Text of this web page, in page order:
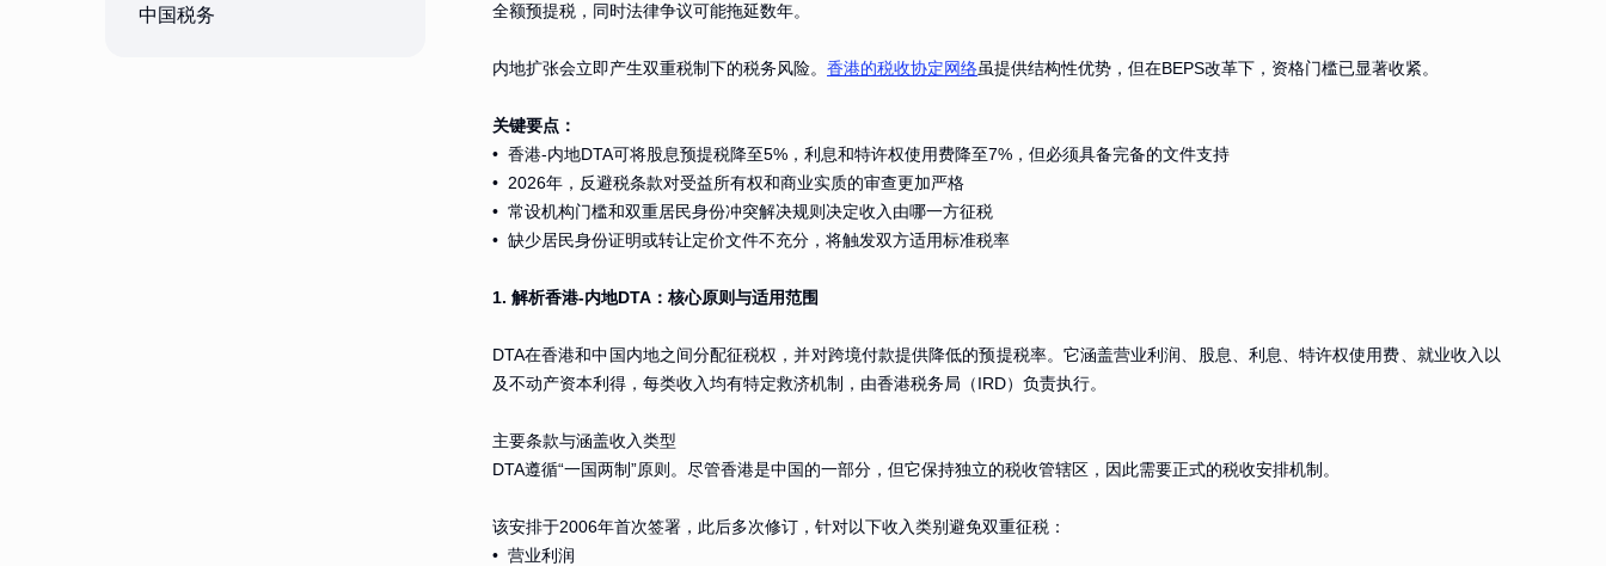
中国税务
全额预提税，同时法律争议可能拖延数年。
内地扩张会立即产生双重税制下的税务风险。 香港的税收协定网络虽提供结构性优势，但在BEPS改革下，资格门槛已显著收紧。
关键要点：
• 香港-内地DTA可将股息预提税降至5%，利息和特许权使用费降至7%，但必须具备完备的文件支持
• 2026年，反避税条款对受益所有权和商业实质的审查更加严格
• 常设机构门槛和双重居民身份冲突解决规则决定收入由哪一方征税
• 缺少居民身份证明或转让定价文件不充分，将触发双方适用标准税率
1. 解析香港-内地DTA：核心原则与适用范围
DTA在香港和中国内地之间分配征税权，并对跨境付款提供降低的预提税率。它涵盖营业利润、股息、利息、特许权使用费、就业收入以
及不动产资本利得，每类收入均有特定救济机制，由香港税务局（IRD）负责执行。
主要条款与涵盖收入类型
DTA遵循“一国两制”原则。尽管香港是中国的一部分，但它保持独立的税收管辖区，因此需要正式的税收安排机制。
该安排于2006年首次签署，此后多次修订，针对以下收入类别避免双重征税：
• 营业利润